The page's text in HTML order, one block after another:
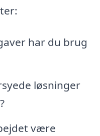
har du brug
løsninger
være